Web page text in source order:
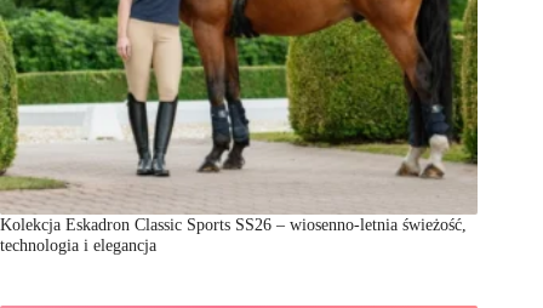
Kolekcja Eskadron Classic Sports SS26 – wiosenno-letnia świeżość,
technologia i elegancja